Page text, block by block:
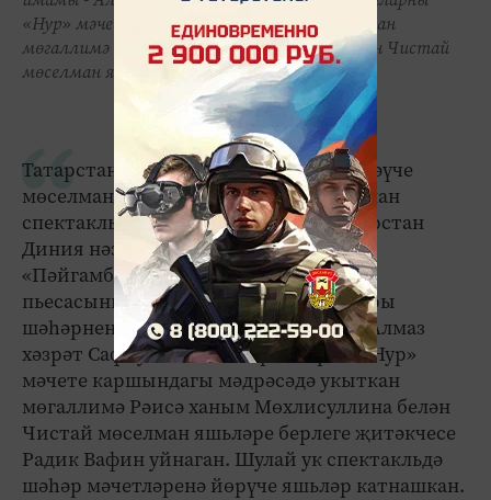
«Нур» мәчете каршындагы мәдрәсәдә укыткан
мөгаллимә Рәисә ханым Мөхлисуллина белән Чистай
мөселман яшьләре берлеге җитәкчесе...
Татарстанның Чистай шәһәрендә яшәүче
мөселманнар Мәүлид бәйрәме уңаеннан
спектакль куйды, дип хәбәр итә Татарстан
Диния нәзарәте матбугат хезмәте.
«Пәйгамбәрнең онытылган мирасы»
пьесасының авторы, куючы режиссеры
шәһәрнең «Әниләр» мәчете имамы - Алмаз
хәзрәт Сафиуллин. Төп геройларны «Нур»
мәчете каршындагы мәдрәсәдә укыткан
мөгаллимә Рәисә ханым Мөхлисуллина белән
Чистай мөселман яшьләре берлеге җитәкчесе
Радик Вафин уйнаган. Шулай ук спектакльдә
шәһәр мәчетләренә йөрүче яшьләр катнашкан.